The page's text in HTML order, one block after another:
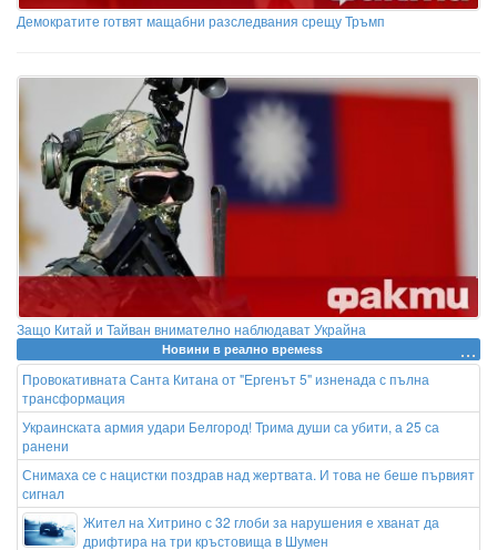
Демократите готвят мащабни разследвания срещу Тръмп
Защо Китай и Тайван внимателно наблюдават Украйна
Новини в реално времеss
Провокативната Санта Китана от "Ергенът 5" изненада с пълна
трансформация
Украинската армия удари Белгород! Трима души са убити, а 25 са
ранени
Снимаха се с нацистки поздрав над жертвата. И това не беше първият
сигнал
Жител на Хитрино с 32 глоби за нарушения е хванат да
дрифтира на три кръстовища в Шумен